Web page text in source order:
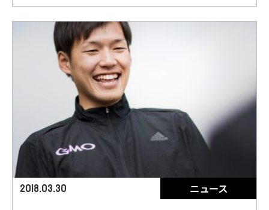
2018.03.30 ニュース